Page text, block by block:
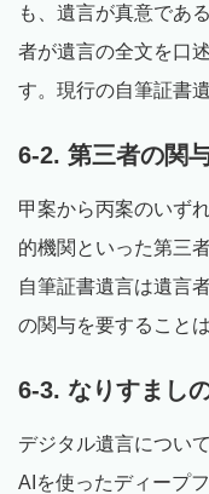
も、遺言が真意であ
者が遺言の全文を口
す。現行の自筆証書
6-2. 第三者の関
甲案から丙案のいず
的機関といった第三
自筆証書遺言は遺言
の関与を要すること
6-3. なりすまし
デジタル遺言につい
AIを使ったディープ